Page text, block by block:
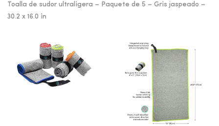
Toalla de sudor ultraligera – Paquete de 5 – Gris jaspeado –
30.2 x 16.0 in